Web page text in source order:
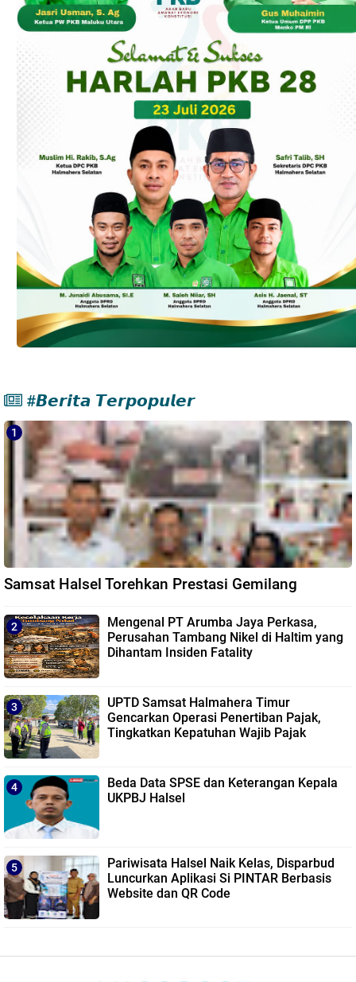
#𝘽𝙚𝙧𝙞𝙩𝙖 𝙏𝙚𝙧𝙥𝙤𝙥𝙪𝙡𝙚𝙧
Samsat Halsel Torehkan Prestasi Gemilang
Mengenal PT Arumba Jaya Perkasa,
Perusahan Tambang Nikel di Haltim yang
Dihantam Insiden Fatality
UPTD Samsat Halmahera Timur
Gencarkan Operasi Penertiban Pajak,
Tingkatkan Kepatuhan Wajib Pajak
Beda Data SPSE dan Keterangan Kepala
UKPBJ Halsel
Pariwisata Halsel Naik Kelas, Disparbud
Luncurkan Aplikasi Si PINTAR Berbasis
Website dan QR Code